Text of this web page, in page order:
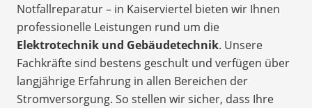
Notfallreparatur – in Kaiserviertel bieten wir Ihnen
professionelle Leistungen rund um die
Elektrotechnik und Gebäudetechnik. Unsere
Fachkräfte sind bestens geschult und verfügen über
langjährige Erfahrung in allen Bereichen der
Stromversorgung. So stellen wir sicher, dass Ihre